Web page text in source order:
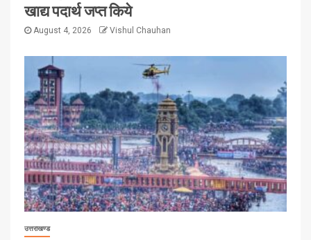
खाद्य पदार्थ जप्त किये
August 4, 2026 Vishul Chauhan
उत्तराखण्ड